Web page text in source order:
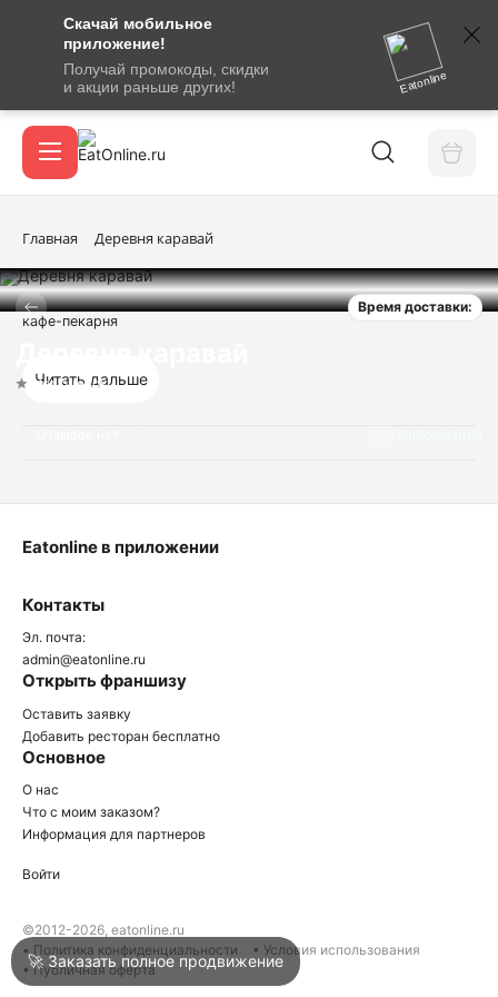
Скачай мобильное
приложение!
Получай промокоды, скидки
и акции раньше других!
Eatonline
сообщение
кодом
подтверждения
Вход / регистрация
Акции
Войти
Написать в техподдержку
Главная Деревня каравай
Время доставки:
Нет оценок
кафе-пекарня
Читать дальше
Контакты
Эл. почта:
admin@eatonline.ru
Открыть франшизу
Оставить заявку
Добавить ресторан бесплатно
Основное
О нас
Что с моим заказом?
Информация для партнеров
Eatonline в приложении
Войти
©2012-2026, eatonline.ru
• Политика конфиденциальности
• Условия использования
• Публичная оферта
🚀 Заказать полное продвижение